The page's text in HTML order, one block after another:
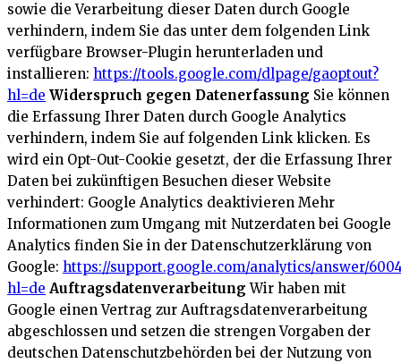
sowie die Verarbeitung dieser Daten durch Google
verhindern, indem Sie das unter dem folgenden Link
verfügbare Browser-Plugin herunterladen und
installieren: https://tools.google.com/dlpage/gaoptout?
hl=de Widerspruch gegen Datenerfassung Sie können
die Erfassung Ihrer Daten durch Google Analytics
verhindern, indem Sie auf folgenden Link klicken. Es
wird ein Opt-Out-Cookie gesetzt, der die Erfassung Ihrer
Daten bei zukünftigen Besuchen dieser Website
verhindert: Google Analytics deaktivieren Mehr
Informationen zum Umgang mit Nutzerdaten bei Google
Analytics finden Sie in der Datenschutzerklärung von
Google: https://support.google.com/analytics/answer/
hl=de Auftragsdatenverarbeitung Wir haben mit
Google einen Vertrag zur Auftragsdatenverarbeitung
abgeschlossen und setzen die strengen Vorgaben der
deutschen Datenschutzbehörden bei der Nutzung von